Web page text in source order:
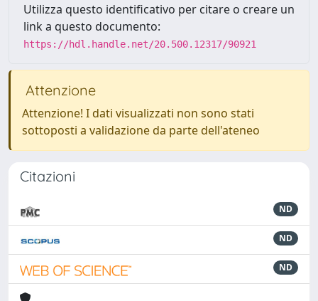
Utilizza questo identificativo per citare o creare un
link a questo documento:
https://hdl.handle.net/20.500.12317/90921
Attenzione
Attenzione! I dati visualizzati non sono stati
sottoposti a validazione da parte dell'ateneo
Citazioni
ND
ND
ND